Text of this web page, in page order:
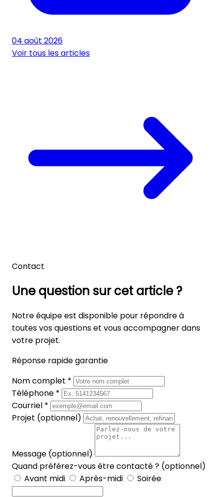
04 août 2026
Voir tous les articles
Contact
Une question sur cet article ?
Notre équipe est disponible pour répondre à
toutes vos questions et vous accompagner dans
votre projet.
Réponse rapide garantie
Nom complet *
Téléphone *
Courriel *
Projet (optionnel)
Message (optionnel)
Quand préférez-vous être contacté ? (optionnel)
Avant midi
Après-midi Soirée